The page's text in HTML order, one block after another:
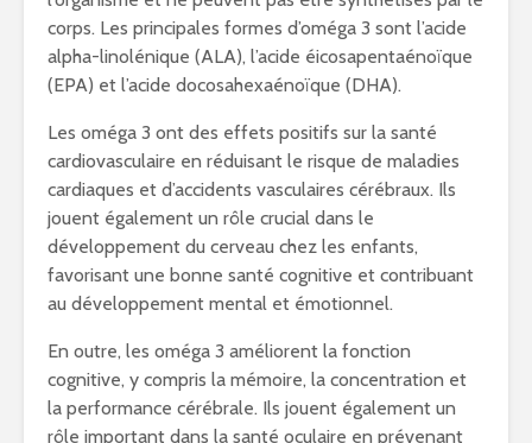
corps. Les principales formes d’oméga 3 sont l’acide
alpha-linolénique (ALA), l’acide éicosapentaénoïque
(EPA) et l’acide docosahexaénoïque (DHA).
Les oméga 3 ont des effets positifs sur la santé
cardiovasculaire en réduisant le risque de maladies
cardiaques et d’accidents vasculaires cérébraux. Ils
jouent également un rôle crucial dans le
développement du cerveau chez les enfants,
favorisant une bonne santé cognitive et contribuant
au développement mental et émotionnel.
En outre, les oméga 3 améliorent la fonction
cognitive, y compris la mémoire, la concentration et
la performance cérébrale. Ils jouent également un
rôle important dans la santé oculaire en prévenant